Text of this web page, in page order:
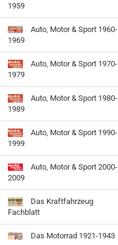
1959
Auto, Motor & Sport 1960-
1969
Auto, Motor & Sport 1970-
1979
Auto, Motor & Sport 1980-
1989
Auto, Motor & Sport 1990-
1999
Auto, Motor & Sport 2000-
2009
Das Kraftfahrzeug
Fachblatt
Das Motorrad 1921-1943